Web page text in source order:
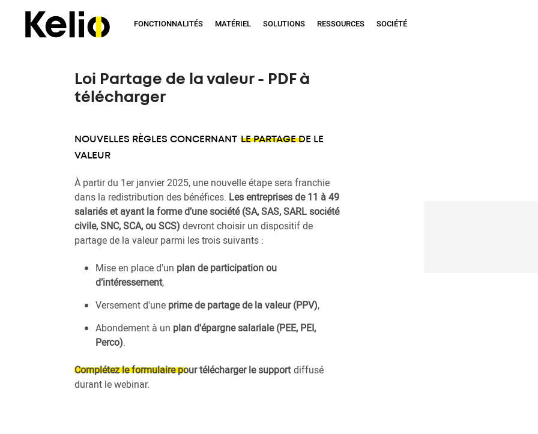
contenu
Accueil Ressources
FONCTIONNALITÉS MATÉRIEL SOLUTIONS RESSOURCES SOCIÉTÉ
Loi Partage de la valeur - PDF à
télécharger
NOUVELLES RÈGLES CONCERNANT LE PARTAGE DE LE
VALEUR
À partir du 1er janvier 2025, une nouvelle étape sera franchie
dans la redistribution des bénéfices. Les entreprises de 11 à 49
salariés et ayant la forme d’une société (SA, SAS, SARL société
civile, SNC, SCA, ou SCS) devront choisir un dispositif de
partage de la valeur parmi les trois suivants :
Mise en place d'un plan de participation ou
d’intéressement,
Versement d'une prime de partage de la valeur (PPV),
Abondement à un plan d'épargne salariale (PEE, PEI,
Perco).
Complétez le formulaire pour télécharger le support diffusé
durant le webinar.